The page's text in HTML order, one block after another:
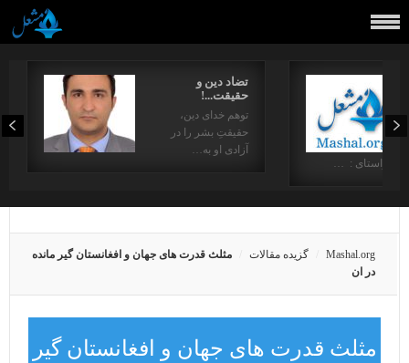
تضاد دین و
حقیقت...!
توهم خدای دین،
حقیقتِ بشر را در
آزادی او به…
در راستای : …
Mashal.org گزیده مقالات
مثلث قدرت های جهان و افغانستان گیر مانده
در ان
مثلث قدرت های جهان و افغانستان گیر